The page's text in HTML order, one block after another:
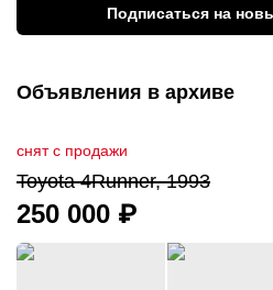
Подписаться на
Объявления в архиве
снят с продажи
Toyota 4Runner, 1993
250 000 ₽